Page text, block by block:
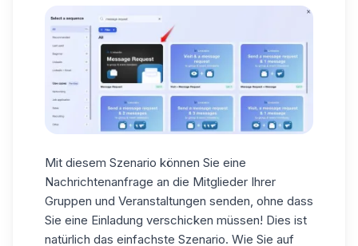
Mit diesem Szenario können Sie eine
Nachrichtenanfrage an die Mitglieder Ihrer
Gruppen und Veranstaltungen senden, ohne dass
Sie eine Einladung verschicken müssen! Dies ist
natürlich das einfachste Szenario. Wie Sie auf